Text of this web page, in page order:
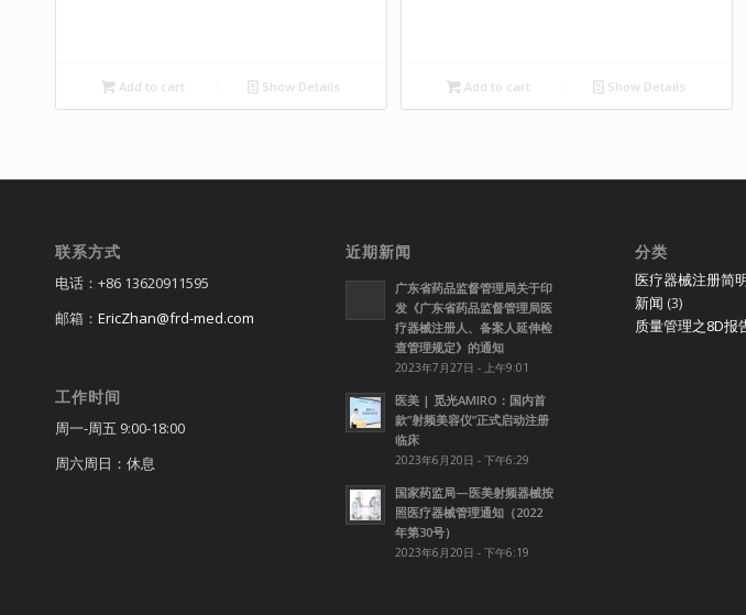
Add to cart Show Details Add to cart Show Details
联系方式
电话：+86 13620911595
邮箱： EricZhan@frd-med.com
工作时间
周一-周五 9:00-18:00
周六周日：休息
近期新闻
广东省药品监督管理局关于印
发《广东省药品监督管理局医
疗器械注册人、备案人延伸检
查管理规定》的通知
2023年7月27日 - 上午9:01
医美 | 觅光AMIRO：国内首
款”射频美容仪”正式启动注册
临床
2023年6月20日 - 下午6:29
国家药监局—医美射频器械按
照医疗器械管理通知（2022
年第30号）
2023年6月20日 - 下午6:19
分类
医疗器械注册简
新闻 (3)
质量管理之8D报